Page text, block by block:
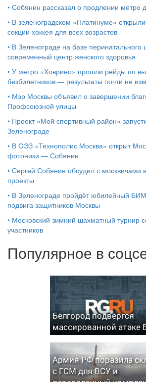
• Собянин рассказал о продлении метро
• В зеленоградском «Платинуме»
секции хоккея для всех возрастов
• В Зеленограде на базе перинатального
современный центр женского здоровья
• У метро «Ховрино» прошли рейды по
безбилетников — результаты почти не
• Мэр Москвы объявил о завершении
Профсоюзной улицы
• Проект «Мой спортивный район»
Зеленограде
• В ОЭЗ «Технополис Москва» открыт
фотоники — Собянин
• Сергей Собянин обсудил с москвичами
проекты
• В Зеленограде пройдёт юбилейный
подвига защитников Москвы
• Московский зимний шахматный турнир
участников
Популярное в
Белгород подвергся
массированной атаке
Армия РФ поразила
с ГСМ для ВСУ и